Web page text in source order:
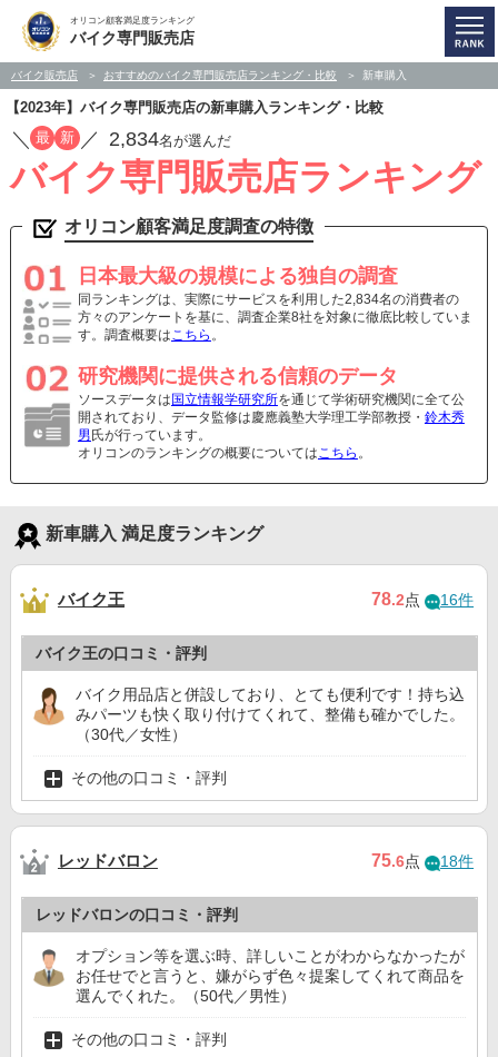
オリコン顧客満足度ランキング
バイク専門販売店
バイク販売店 おすすめのバイク専門販売店ランキング・比較 新車購入
【2023年】バイク専門販売店の新車購入ランキング・比較
／ 最 新 ／ 2,834名が選んだ
バイク専門販売店ランキング
オリコン顧客満足度調査の特徴
日本最大級の規模による独自の調査
同ランキングは、実際にサービスを利用した2,834名の消費者の
方々のアンケートを基に、調査企業8社を対象に徹底比較していま
す。調査概要はこちら 。
研究機関に提供される信頼のデータ
ソースデータは 国立情報学研究所を通じて学術研究機関に全て公
開されており、データ監修は慶應義塾大学理工学部教授・ 鈴木秀
男 氏が行っています。
オリコンのランキングの概要についてはこちら 。
新車購入 満足度ランキング
バイク王 78.2点 16件
バイク王の口コミ・評判
バイク用品店と併設しており、とても便利です！持ち込
みパーツも快く取り付けてくれて、整備も確かでした。
（30代／女性）
その他の口コミ・評判
レッドバロン 75.6点 18件
レッドバロンの口コミ・評判
オプション等を選ぶ時、詳しいことがわからなかったが
お任せでと言うと、嫌がらず色々提案してくれて商品を
選んでくれた。（50代／男性）
その他の口コミ・評判